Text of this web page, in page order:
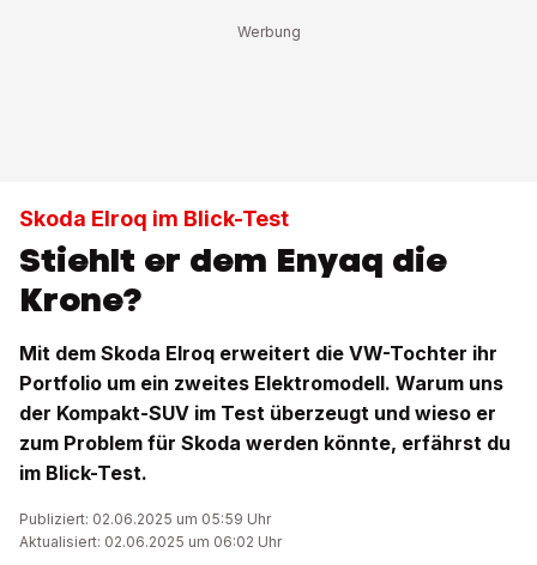
Skoda Elroq im Blick-Test
Stiehlt er dem Enyaq die
Krone?
Mit dem Skoda Elroq erweitert die VW-Tochter ihr
Portfolio um ein zweites Elektromodell. Warum uns
der Kompakt-SUV im Test überzeugt und wieso er
zum Problem für Skoda werden könnte, erfährst du
im Blick-Test.
Publiziert: 02.06.2025 um 05:59 Uhr
Aktualisiert: 02.06.2025 um 06:02 Uhr